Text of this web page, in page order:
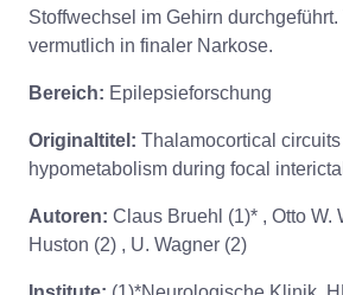
Stoffwechsel im Gehirn
vermutlich in finaler Narkose.
Bereich: Epilepsieforschung
Originaltitel: Thalamocortical
hypometabolism during focal
Autoren: Claus Bruehl (1)* , Otto W.
Huston (2) , U. Wagner (2)